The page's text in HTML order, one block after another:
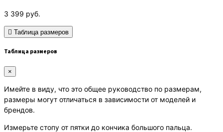
3 399 руб.
Таблица размеров
Таблица размеров
×
Имейте в виду, что это общее руководство по размерам,
размеры могут отличаться в зависимости от моделей и
брендов.
Измерьте стопу от пятки до кончика большого пальца.